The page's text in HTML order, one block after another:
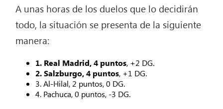
A unas horas de los duelos que lo decidirán
todo, la situación se presenta de la siguiente
manera:
1. Real Madrid, 4 puntos, +2 DG.
2. Salzburgo, 4 puntos, +1 DG.
3. Al-Hilal, 2 puntos, 0 DG.
4. Pachuca, 0 puntos, -3 DG.